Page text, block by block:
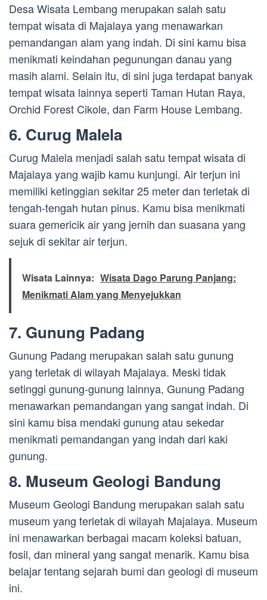
Desa Wisata Lembang merupakan salah satu
tempat wisata di Majalaya yang menawarkan
pemandangan alam yang indah. Di sini kamu bisa
menikmati keindahan pegunungan danau yang
masih alami. Selain itu, di sini juga terdapat banyak
tempat wisata lainnya seperti Taman Hutan Raya,
Orchid Forest Cikole, dan Farm House Lembang.
6. Curug Malela
Curug Malela menjadi salah satu tempat wisata di
Majalaya yang wajib kamu kunjungi. Air terjun ini
memiliki ketinggian sekitar 25 meter dan terletak di
tengah-tengah hutan pinus. Kamu bisa menikmati
suara gemericik air yang jernih dan suasana yang
sejuk di sekitar air terjun.
Wisata Lainnya: Wisata Dago Parung Panjang:
Menikmati Alam yang Menyejukkan
7. Gunung Padang
Gunung Padang merupakan salah satu gunung
yang terletak di wilayah Majalaya. Meski tidak
setinggi gunung-gunung lainnya, Gunung Padang
menawarkan pemandangan yang sangat indah. Di
sini kamu bisa mendaki gunung atau sekedar
menikmati pemandangan yang indah dari kaki
gunung.
8. Museum Geologi Bandung
Museum Geologi Bandung merupakan salah satu
museum yang terletak di wilayah Majalaya. Museum
ini menawarkan berbagai macam koleksi batuan,
fosil, dan mineral yang sangat menarik. Kamu bisa
belajar tentang sejarah bumi dan geologi di museum
ini.